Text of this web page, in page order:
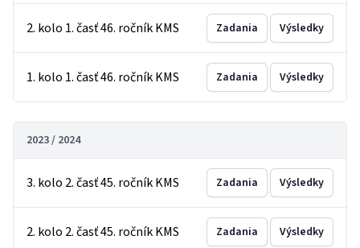
2. kolo 1. časť 46. ročník KMS Zadania Výsledky
1. kolo 1. časť 46. ročník KMS Zadania Výsledky
2023 / 2024
3. kolo 2. časť 45. ročník KMS Zadania Výsledky
2. kolo 2. časť 45. ročník KMS Zadania Výsledky